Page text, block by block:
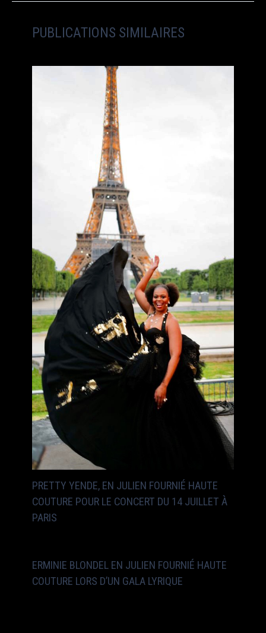
PUBLICATIONS SIMILAIRES
PRETTY YENDE, EN JULIEN FOURNIÉ HAUTE
COUTURE POUR LE CONCERT DU 14 JUILLET À
PARIS
ERMINIE BLONDEL EN JULIEN FOURNIÉ HAUTE
COUTURE LORS D’UN GALA LYRIQUE